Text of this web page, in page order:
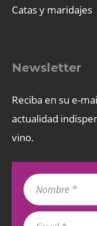
Catas y maridajes
Newsletter
Reciba en su e-
actualidad
vino.